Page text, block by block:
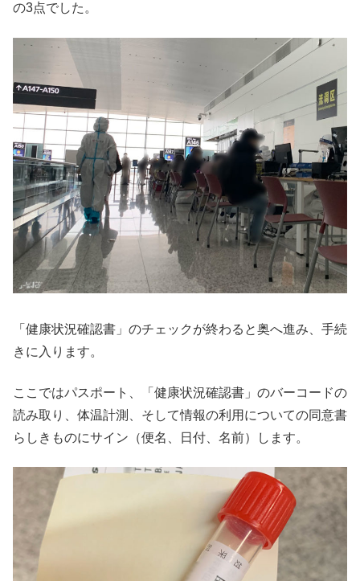
の3点でした。
「健康状況確認書」のチェックが終わると奥へ進み、手続
きに入ります。
ここではパスポート、「健康状況確認書」のバーコードの
読み取り、体温計測、そして情報の利用についての同意書
らしきものにサイン（便名、日付、名前）します。